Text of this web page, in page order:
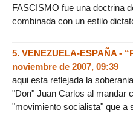
FASCISMO fue una doctrina
combinada con un estilo
5. VENEZUELA-ESPAÑA -
noviembre de 2007, 09:39
aqui esta reflejada la
"Don" Juan Carlos al mandar
"movimiento socialista" que a